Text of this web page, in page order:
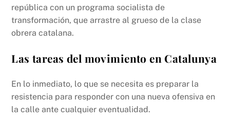
república con un programa socialista de
transformación, que arrastre al grueso de la clase
obrera catalana.
Las tareas del movimiento en Catalunya
En lo inmediato, lo que se necesita es preparar la
resistencia para responder con una nueva ofensiva en
la calle ante cualquier eventualidad.